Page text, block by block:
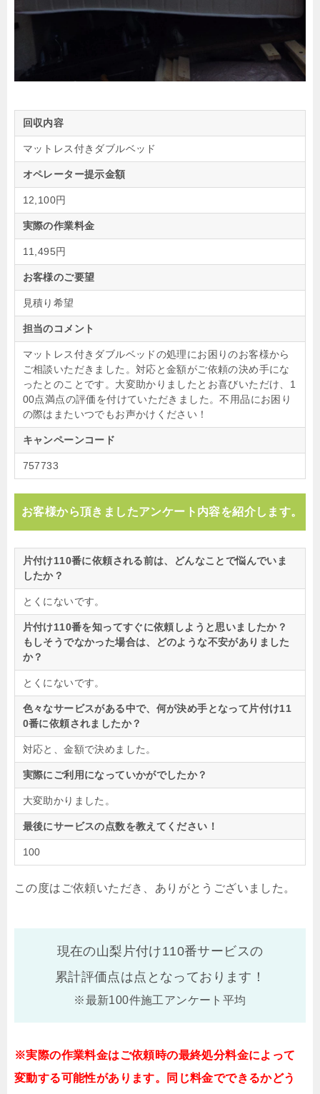
回収内容
マットレス付きダブルベッド
オペレーター提示金額
12,100円
実際の作業料金
11,495円
お客様のご要望
見積り希望
担当のコメント
マットレス付きダブルベッドの処理にお困りのお客様から
ご相談いただきました。対応と金額がご依頼の決め手にな
ったとのことです。大変助かりましたとお喜びいただけ、1
00点満点の評価を付けていただきました。不用品にお困り
の際はまたいつでもお声かけください！
キャンペーンコード
757733
お客様から頂きましたアンケート内容を紹介します。
片付け110番に依頼される前は、どんなことで悩んでいま
したか？
とくにないです。
片付け110番を知ってすぐに依頼しようと思いましたか？
もしそうでなかった場合は、どのような不安がありました
か？
とくにないです。
色々なサービスがある中で、何が決め手となって片付け11
0番に依頼されましたか？
対応と、金額で決めました。
実際にご利用になっていかがでしたか？
大変助かりました。
最後にサービスの点数を教えてください！
100
この度はご依頼いただき、ありがとうございました。
現在の山梨片付け110番サービスの
累計評価点は点となっております！
※最新100件施工アンケート平均
※実際の作業料金はご依頼時の最終処分料金によって
変動する可能性があります。同じ料金でできるかどう